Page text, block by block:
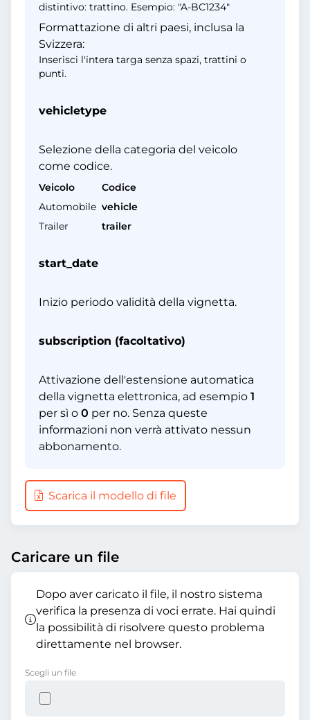
distintivo: trattino. Esempio: "A-BC1234"
Formattazione di altri paesi, inclusa la
Svizzera:
Inserisci l'intera targa senza spazi, trattini o
punti.
vehicletype
Selezione della categoria del veicolo
come codice.
Veicolo
Codice
Automobile vehicle
Trailer
trailer
start_date
Inizio periodo validità della vignetta.
subscription (facoltativo)
Attivazione dell'estensione automatica
della vignetta elettronica, ad esempio 1
per sì o 0 per no. Senza queste
informazioni non verrà attivato nessun
abbonamento.
Scarica il modello di file
Caricare un file
Dopo aver caricato il file, il nostro sistema
verifica la presenza di voci errate. Hai quindi
la possibilità di risolvere questo problema
direttamente nel browser.
Scegli un file